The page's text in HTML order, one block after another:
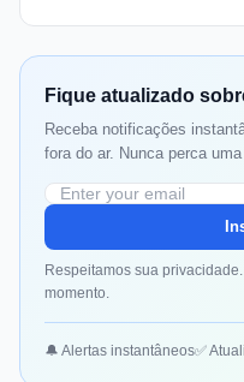
Fique atualizado
Receba notificações
fora do ar. Nunca perca
Respeitamos sua
momento.
🔔 Alertas instantâneos✅